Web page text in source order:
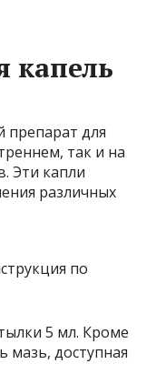
капель
препарат для
так и на
Эти капли
различных
5 мл. Кроме
мазь, доступная